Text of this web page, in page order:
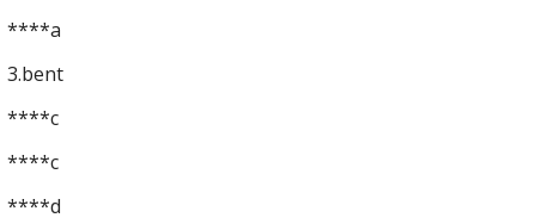
****a
3.bent
****c
****c
****d